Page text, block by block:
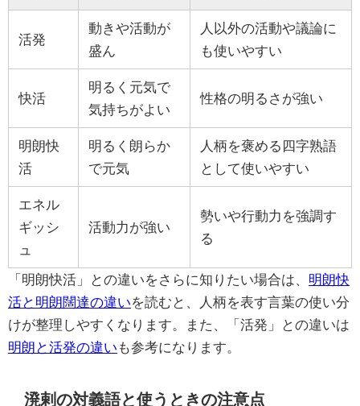
活発
動きや活動が
盛ん
人以外の活動や議論に
も使いやすい
快活
明るく元気で
気持ちがよい
性格の明るさが強い
明朗快
活
明るく朗らか
で元気
人柄を褒める四字熟語
として使いやすい
エネル
ギッシ
ュ
活動力が強い
勢いや行動力を強調す
る
「明朗快活」との違いをさらに知りたい場合は、 明朗快
活と明朗闊達の違いを読むと、人柄を表す言葉の使い分
けが整理しやすくなります。また、「活発」との違いは
明朗と活発の違い も参考になります。
溌剌の対義語と使うときの注意点